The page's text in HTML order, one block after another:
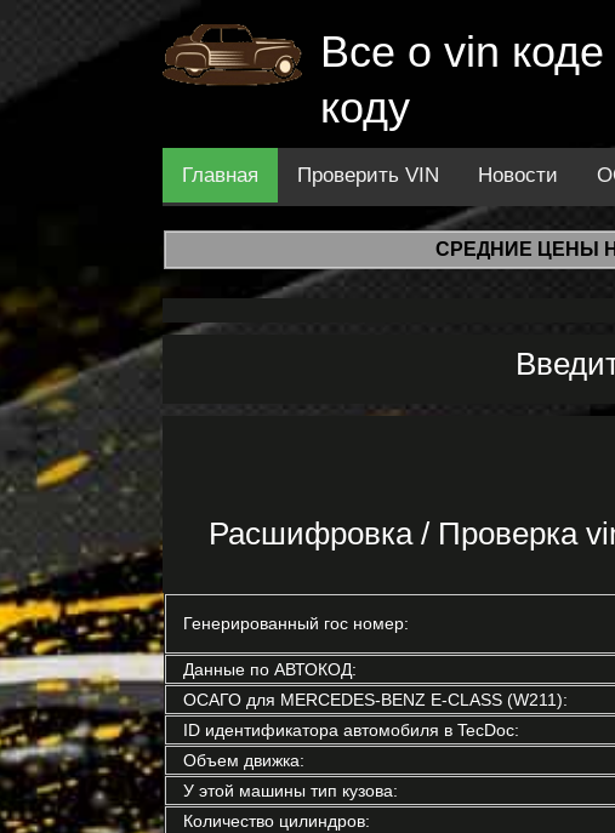
Все о vin
коду
Главная Проверить VIN Новости
СРЕДНИЕ ЦЕНЫ
Расшифровка / Проверка
Генерированный гос номер:
Данные по АВТОКОД:
ОСАГО для MERCEDES-BENZ E-CLASS (W211):
ID идентификатора автомобиля в TecDoc:
Объем движка:
У этой машины тип кузова:
Количество цилиндров: